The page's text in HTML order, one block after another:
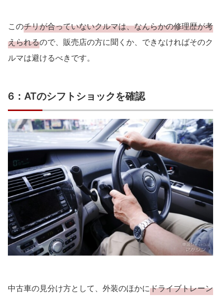
このチリが合っていないクルマは、なんらかの修理歴が考
えられるので、販売店の方に聞くか、できなければそのク
ルマは避けるべきです。
6：ATのシフトショックを確認
中古車の見分け方として、外装のほかにドライブトレーン